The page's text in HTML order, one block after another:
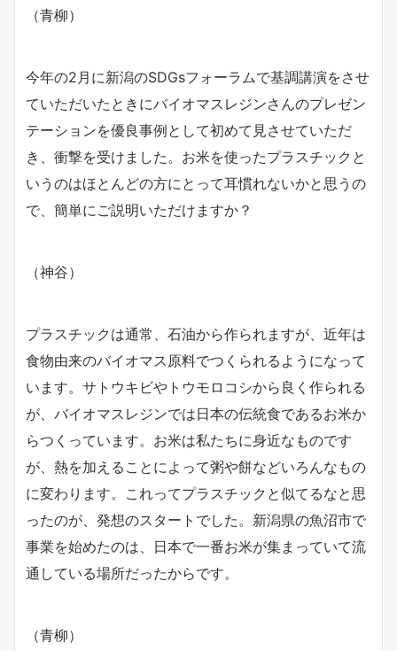
（青柳）
今年の2月に新潟のSDGsフォーラムで基調講演をさせ
ていただいたときにバイオマスレジンさんのプレゼン
テーションを優良事例として初めて見させていただ
き、衝撃を受けました。お米を使ったプラスチックと
いうのはほとんどの方にとって耳慣れないかと思うの
で、簡単にご説明いただけますか？
（神谷）
プラスチックは通常、石油から作られますが、近年は
食物由来のバイオマス原料でつくられるようになって
います。サトウキビやトウモロコシから良く作られる
が、バイオマスレジンでは日本の伝統食であるお米か
らつくっています。お米は私たちに身近なものです
が、熱を加えることによって粥や餅などいろんなもの
に変わります。これってプラスチックと似てるなと思
ったのが、発想のスタートでした。新潟県の魚沼市で
事業を始めたのは、日本で一番お米が集まっていて流
通している場所だったからです。
（青柳）